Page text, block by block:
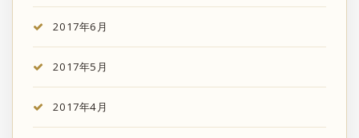
2017年6月
2017年5月
2017年4月